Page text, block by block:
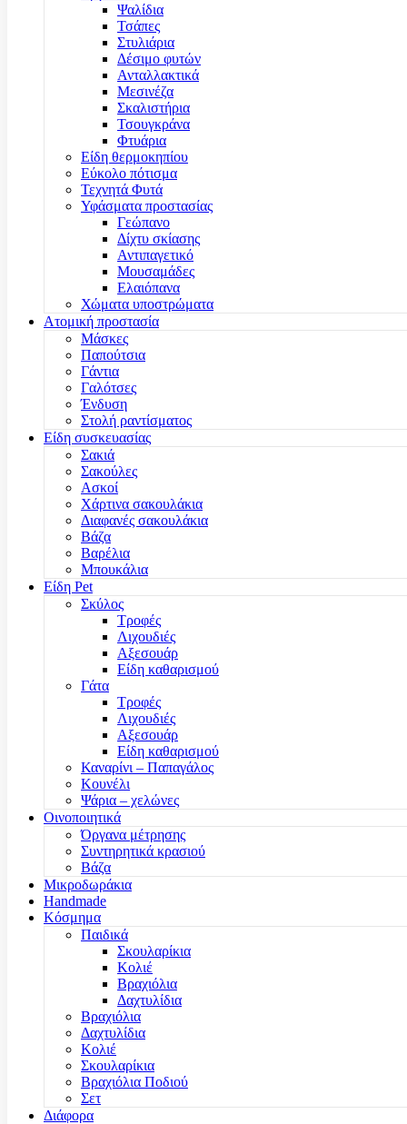
Ψαλίδια
Τσάπες
Στυλιάρια
Δέσιμο φυτών
Ανταλλακτικά
Μεσινέζα
Σκαλιστήρια
Τσουγκράνα
Φτυάρια
Είδη θερμοκηπίου
Εύκολο πότισμα
Τεχνητά Φυτά
Υφάσματα προστασίας
Γεώπανο
Δίχτυ σκίασης
Αντιπαγετικό
Μουσαμάδες
Ελαιόπανα
Χώματα υποστρώματα
Ατομική προστασία
Μάσκες
Παπούτσια
Γάντια
Γαλότσες
Ένδυση
Στολή ραντίσματος
Είδη συσκευασίας
Σακιά
Σακούλες
Ασκοί
Χάρτινα σακουλάκια
Διαφανές σακουλάκια
Βάζα
Βαρέλια
Μπουκάλια
Είδη Pet
Σκύλος
Τροφές
Λιχουδιές
Αξεσουάρ
Είδη καθαρισμού
Γάτα
Τροφές
Λιχουδιές
Αξεσουάρ
Είδη καθαρισμού
Καναρίνι – Παπαγάλος
Κουνέλι
Ψάρια – χελώνες
Οινοποιητικά
Όργανα μέτρησης
Συντηρητικά κρασιού
Βάζα
Μικροδωράκια
Handmade
Κόσμημα
Παιδικά
Σκουλαρίκια
Κολιέ
Βραχιόλια
Δαχτυλίδια
Βραχιόλια
Δαχτυλίδια
Κολιέ
Σκουλαρίκια
Βραχιόλια Ποδιού
Σετ
Διάφορα